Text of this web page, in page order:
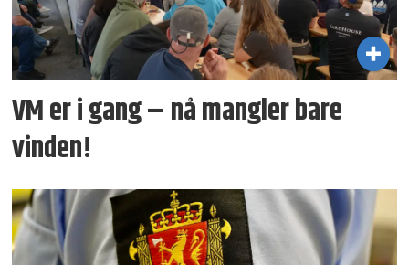
VM er i gang – nå mangler bare
vinden!